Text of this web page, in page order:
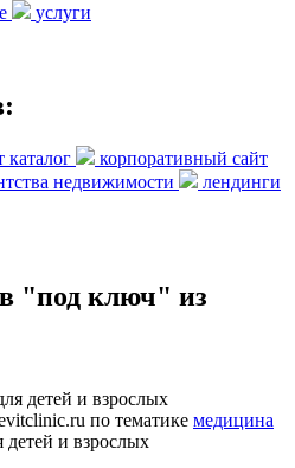
услуги
каталог
корпоративный сайт
недвижимости лендинги
"под ключ" из
по тематике медицина
детей и взрослых